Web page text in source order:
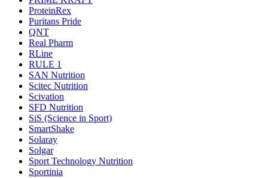
ProteinRex
Puritans Pride
QNT
Real Pharm
RLine
RULE 1
SAN Nutrition
Scitec Nutrition
Scivation
SFD Nutrition
SiS (Science in Sport)
SmartShake
Solaray
Solgar
Sport Technology Nutrition
Sportinia